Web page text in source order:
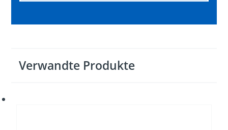
Verwandte Produkte